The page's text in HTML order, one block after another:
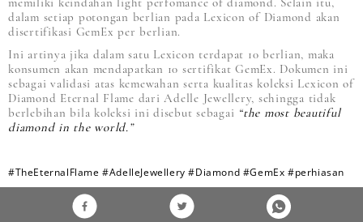
dalam setiap potongan berlian pada Lexicon of Diamond akan
disertifikasi GemEx per berlian.
Ini artinya jika dalam satu Lexicon terdapat 10 berlian, maka
konsumen akan mendapatkan 10 sertifikat GemEx. Dokumen ini
sebagai validasi atas kemewahan serta kualitas koleksi Lexicon of
Diamond Eternal Flame dari Adelle Jewellery, sehingga tidak
berlebihan bila koleksi ini disebut sebagai “the most beautiful
diamond in the world.”
#TheEternalFlame #AdelleJewellery #Diamond #GemEx #perhiasan